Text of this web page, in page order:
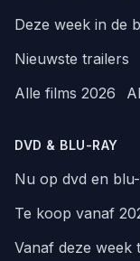
Deze week in de
Nieuwste trailers
Alle films 2026
DVD & BLU-RAY
Nu op dvd en
Te koop vanaf
Vanaf deze week